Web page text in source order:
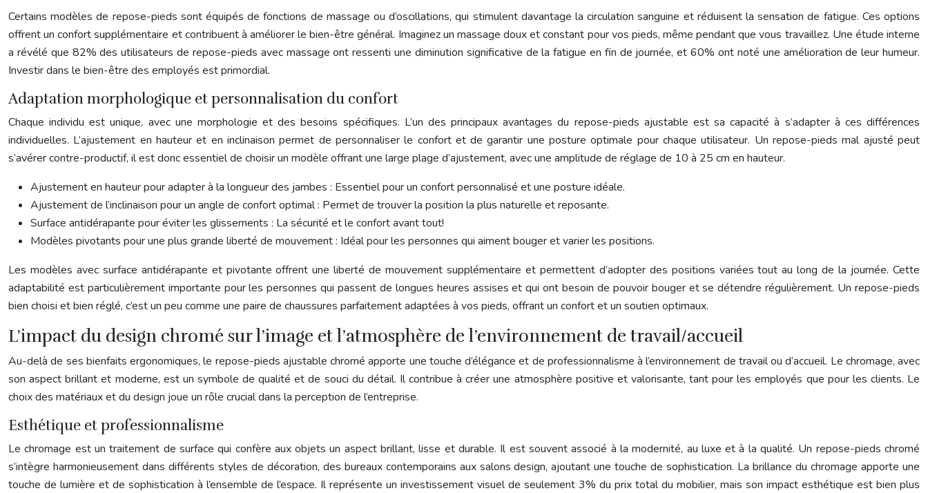
Certains modèles de repose-pieds sont équipés de fonctions de massage ou d’oscillations, qui stimulent davantage la circulation sanguine et réduisent la sensation de fatigue. Ces options
offrent un confort supplémentaire et contribuent à améliorer le bien-être général. Imaginez un massage doux et constant pour vos pieds, même pendant que vous travaillez. Une étude interne
a révélé que 82% des utilisateurs de repose-pieds avec massage ont ressenti une diminution significative de la fatigue en fin de journée, et 60% ont noté une amélioration de leur humeur.
Investir dans le bien-être des employés est primordial.
Adaptation morphologique et personnalisation du confort
Chaque individu est unique, avec une morphologie et des besoins spécifiques. L’un des principaux avantages du repose-pieds ajustable est sa capacité à s’adapter à ces différences
individuelles. L’ajustement en hauteur et en inclinaison permet de personnaliser le confort et de garantir une posture optimale pour chaque utilisateur. Un repose-pieds mal ajusté peut
s’avérer contre-productif, il est donc essentiel de choisir un modèle offrant une large plage d’ajustement, avec une amplitude de réglage de 10 à 25 cm en hauteur.
Ajustement en hauteur pour adapter à la longueur des jambes : Essentiel pour un confort personnalisé et une posture idéale.
Ajustement de l’inclinaison pour un angle de confort optimal : Permet de trouver la position la plus naturelle et reposante.
Surface antidérapante pour éviter les glissements : La sécurité et le confort avant tout!
Modèles pivotants pour une plus grande liberté de mouvement : Idéal pour les personnes qui aiment bouger et varier les positions.
Les modèles avec surface antidérapante et pivotante offrent une liberté de mouvement supplémentaire et permettent d’adopter des positions variées tout au long de la journée. Cette
adaptabilité est particulièrement importante pour les personnes qui passent de longues heures assises et qui ont besoin de pouvoir bouger et se détendre régulièrement. Un repose-pieds
bien choisi et bien réglé, c’est un peu comme une paire de chaussures parfaitement adaptées à vos pieds, offrant un confort et un soutien optimaux.
L’impact du design chromé sur l’image et l’atmosphère de l’environnement de travail/accueil
Au-delà de ses bienfaits ergonomiques, le repose-pieds ajustable chromé apporte une touche d’élégance et de professionnalisme à l’environnement de travail ou d’accueil. Le chromage, avec
son aspect brillant et moderne, est un symbole de qualité et de souci du détail. Il contribue à créer une atmosphère positive et valorisante, tant pour les employés que pour les clients. Le
choix des matériaux et du design joue un rôle crucial dans la perception de l’entreprise.
Esthétique et professionnalisme
Le chromage est un traitement de surface qui confère aux objets un aspect brillant, lisse et durable. Il est souvent associé à la modernité, au luxe et à la qualité. Un repose-pieds chromé
s’intègre harmonieusement dans différents styles de décoration, des bureaux contemporains aux salons design, ajoutant une touche de sophistication. La brillance du chromage apporte une
touche de lumière et de sophistication à l’ensemble de l’espace. Il représente un investissement visuel de seulement 3% du prix total du mobilier, mais son impact esthétique est bien plus